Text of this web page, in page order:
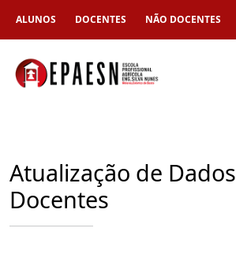
ALUNOS DOCENTES NÃO DOCENTES
Atualização de Dados
Docentes